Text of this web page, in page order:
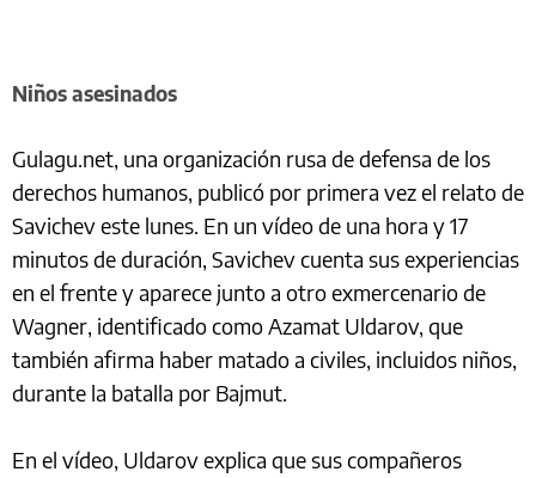
Niños asesinados
Gulagu.net, una organización rusa de defensa de los
derechos humanos, publicó por primera vez el relato de
Savichev este lunes. En un vídeo de una hora y 17
minutos de duración, Savichev cuenta sus experiencias
en el frente y aparece junto a otro exmercenario de
Wagner, identificado como Azamat Uldarov, que
también afirma haber matado a civiles, incluidos niños,
durante la batalla por Bajmut.
En el vídeo, Uldarov explica que sus compañeros